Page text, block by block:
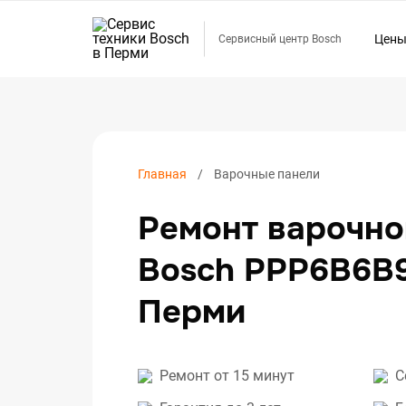
Сервисный центр Bosch Цены
Главная Варочные панели
Ремонт
Bosch
Перми
Ремонт от 15 минут